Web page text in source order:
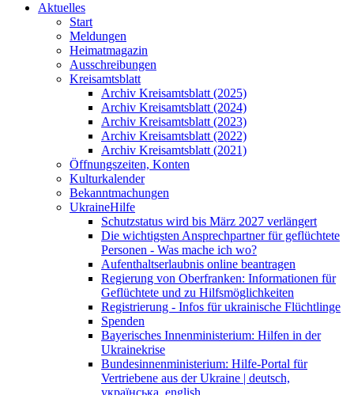
Aktuelles
Start
Meldungen
Heimatmagazin
Ausschreibungen
Kreisamtsblatt
Archiv Kreisamtsblatt (2025)
Archiv Kreisamtsblatt (2024)
Archiv Kreisamtsblatt (2023)
Archiv Kreisamtsblatt (2022)
Archiv Kreisamtsblatt (2021)
Öffnungszeiten, Konten
Kulturkalender
Bekanntmachungen
UkraineHilfe
Schutzstatus wird bis März 2027 verlängert
Die wichtigsten Ansprechpartner für geflüchtete
Personen - Was mache ich wo?
Aufenthaltserlaubnis online beantragen
Regierung von Oberfranken: Informationen für
Geflüchtete und zu Hilfsmöglichkeiten
Registrierung - Infos für ukrainische Flüchtlinge
Spenden
Bayerisches Innenministerium: Hilfen in der
Ukrainekrise
Bundesinnenministerium: Hilfe-Portal für
Vertriebene aus der Ukraine | deutsch,
українська, english